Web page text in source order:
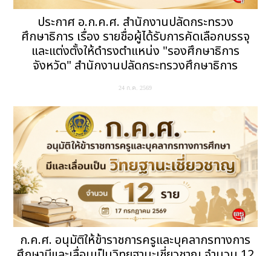
ประกาศ อ.ก.ค.ศ. สำนักงานปลัดกระทรวง
ศึกษาธิการ เรื่อง รายชื่อผู้ได้รับการคัดเลือกบรรจุ
และแต่งตั้งให้ดำรงตำแหน่ง "รองศึกษาธิการ
จังหวัด" สำนักงานปลัดกระทรวงศึกษาธิการ
24 ก.ค. 2569
ก.ค.ศ. อนุมัติให้ข้าราชการครูและบุคลากรทางการ